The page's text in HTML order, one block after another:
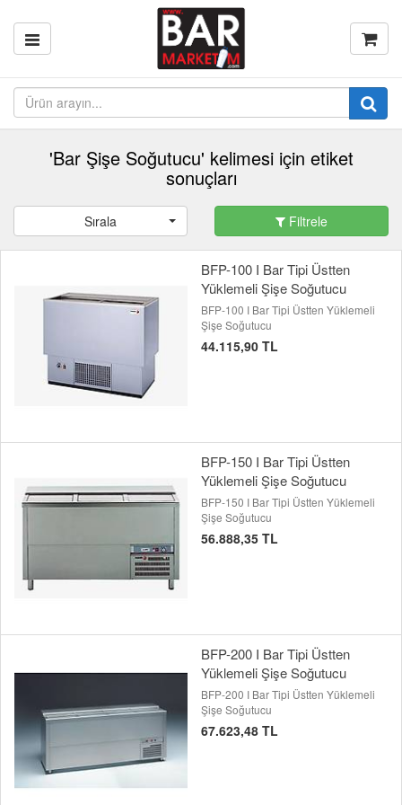
'Bar Şişe Soğutucu' kelimesi için etiket
sonuçları
Sırala Filtrele
BFP-100 I Bar Tipi Üstten
Yüklemeli Şişe Soğutucu
BFP-100 I Bar Tipi Üstten Yüklemeli
Şişe Soğutucu
44.115,90 TL
BFP-150 I Bar Tipi Üstten
Yüklemeli Şişe Soğutucu
BFP-150 I Bar Tipi Üstten Yüklemeli
Şişe Soğutucu
56.888,35 TL
BFP-200 I Bar Tipi Üstten
Yüklemeli Şişe Soğutucu
BFP-200 I Bar Tipi Üstten Yüklemeli
Şişe Soğutucu
67.623,48 TL